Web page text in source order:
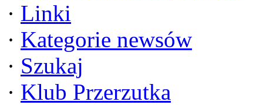
· Linki
· Kategorie newsów
· Szukaj
· Klub Przerzutka